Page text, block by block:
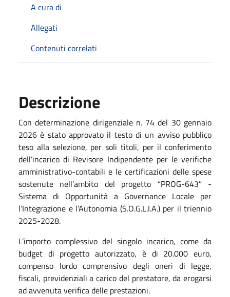
A cura di
Allegati
Contenuti correlati
Descrizione
Con determinazione dirigenziale n. 74 del 30 gennaio
2026 è stato approvato il testo di un avviso pubblico
teso alla selezione, per soli titoli, per il conferimento
dell’incarico di Revisore Indipendente per le verifiche
amministrativo-contabili e le certificazioni delle spese
sostenute nell’ambito del progetto “PROG-643” -
Sistema di Opportunità a Governance Locale per
l’Integrazione e l’Autonomia (S.O.G.L.I.A.) per il triennio
2025-2028.
L’importo complessivo del singolo incarico, come da
budget di progetto autorizzato, è di 20.000 euro,
compenso lordo comprensivo degli oneri di legge,
fiscali, previdenziali a carico del prestatore, da erogarsi
ad avvenuta verifica delle prestazioni.